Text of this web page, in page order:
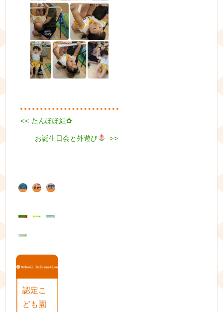
投
稿
ゲ
ー
ョ
Previous
<< たんぽぽ組✿
Next
お誕生日会と外遊び >>
認定こ
ども園